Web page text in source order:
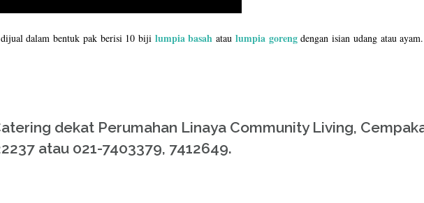
dalam bentuk pak berisi 10 biji lumpia basah atau lumpia gorengdengan isian udang atau
dekat Perumahan Linaya Community Living,
atau 021-7403379, 7412649.